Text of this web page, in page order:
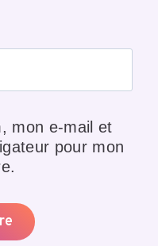
mon e-mail et
pour mon